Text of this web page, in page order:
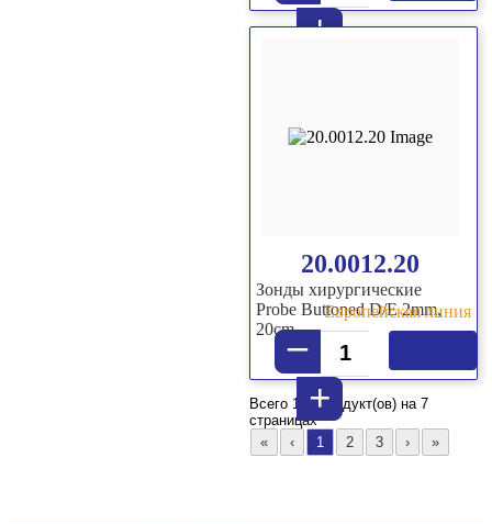
+
20.0012.20
Зонды хирургические
Probe Buttoned D/E 2mm,
20cm–
+
Европейская линия
Всего 189 продукт(ов) на 7
страницах